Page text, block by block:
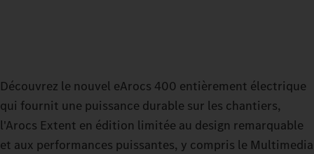
Découvrez le nouvel eArocs 400 entièrement électrique
qui fournit une puissance durable sur les chantiers,
l'Arocs Extent en édition limitée au design remarquable
et aux performances puissantes, y compris le Multimedia